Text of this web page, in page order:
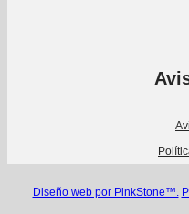
Diseño web por PinkStone™.